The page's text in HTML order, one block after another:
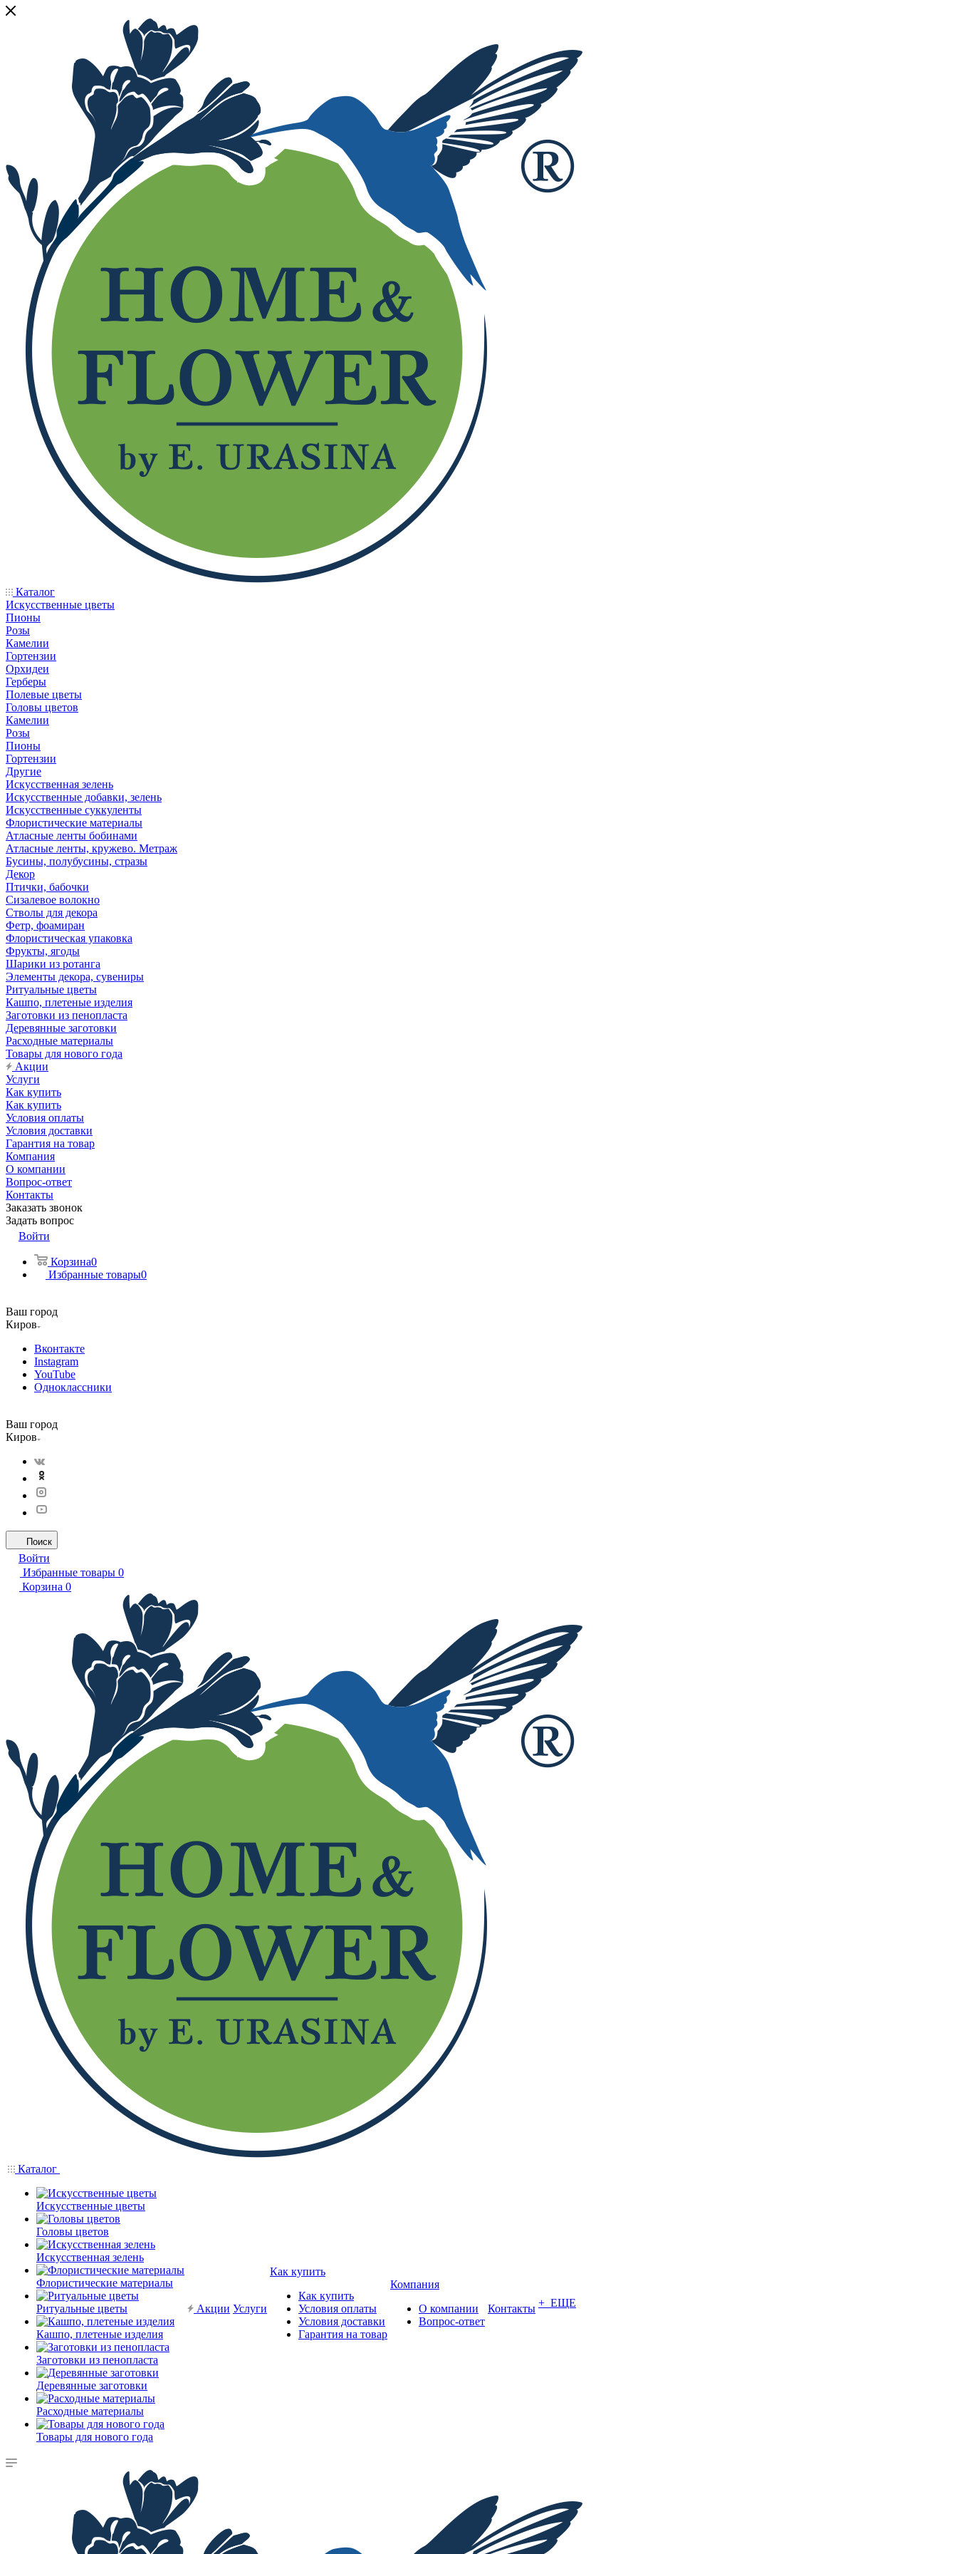
Каталог
Искусственные цветы
Пионы
Розы
Камелии
Гортензии
Орхидеи
Герберы
Полевые цветы
Головы цветов
Камелии
Розы
Пионы
Гортензии
Другие
Искусственная зелень
Искусственные добавки, зелень
Искусственные суккуленты
Флористические материалы
Атласные ленты бобинами
Атласные ленты, кружево. Метраж
Бусины, полубусины, стразы
Декор
Птички, бабочки
Сизалевое волокно
Стволы для декора
Фетр, фоамиран
Флористическая упаковка
Фрукты, ягоды
Шарики из ротанга
Элементы декора, сувениры
Ритуальные цветы
Кашпо, плетеные изделия
Заготовки из пенопласта
Деревянные заготовки
Расходные материалы
Товары для нового года
Акции
Услуги
Как купить
Как купить
Условия оплаты
Условия доставки
Гарантия на товар
Компания
О компании
Вопрос-ответ
Контакты
Заказать звонок
Задать вопрос
Войти
Корзина0
Избранные товары0
Ваш город
Киров
Вконтакте
Instagram
YouTube
Одноклассники
Ваш город
Киров
Поиск
Войти
Избранные товары 0
Корзина 0
Каталог
Искусственные цветы
Головы цветов
Искусственная зелень
Флористические материалы
Ритуальные цветы
Кашпо, плетеные изделия
Заготовки из пенопласта
Деревянные заготовки
Расходные материалы
Товары для нового года
Акции Услуги
Как купить
Как купить
Условия оплаты
Условия доставки
Гарантия на товар
Компания
О компании
Вопрос-ответ
Контакты + ЕЩЕ